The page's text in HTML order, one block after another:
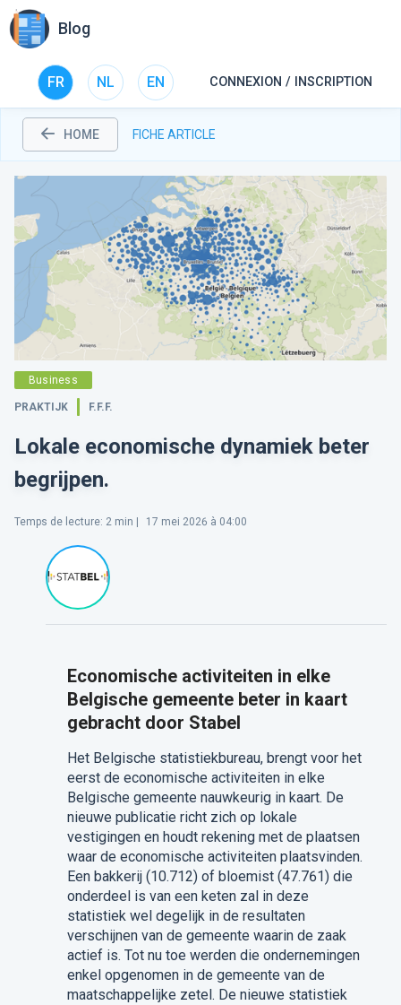
Blog
FR NL EN CONNEXION / INSCRIPTION
HOME FICHE ARTICLE
Business
PRAKTIJK F.F.F.
Lokale economische dynamiek beter
begrijpen.
Temps de lecture: 2 min | 17 mei 2026 à 04:00
Economische activiteiten in elke
Belgische gemeente beter in kaart
gebracht door Stabel
Het Belgische statistiekbureau, brengt voor het
eerst de economische activiteiten in elke
Belgische gemeente nauwkeurig in kaart. De
nieuwe publicatie richt zich op lokale
vestigingen en houdt rekening met de plaatsen
waar de economische activiteiten plaatsvinden.
Een bakkerij (10.712) of bloemist (47.761) die
onderdeel is van een keten zal in deze
statistiek wel degelijk in de resultaten
verschijnen van de gemeente waarin de zaak
actief is. Tot nu toe werden die ondernemingen
enkel opgenomen in de gemeente van de
maatschappelijke zetel. De nieuwe statistiek